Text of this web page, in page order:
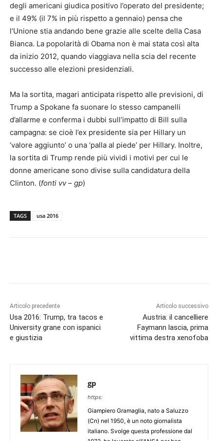
degli americani giudica positivo l’operato del presidente;
e il 49% (il 7% in più rispetto a gennaio) pensa che
l’Unione stia andando bene grazie alle scelte della Casa
Bianca. La popolarità di Obama non è mai stata così alta
da inizio 2012, quando viaggiava nella scia del recente
successo alle elezioni presidenziali.
Ma la sortita, magari anticipata rispetto alle previsioni, di
Trump a Spokane fa suonare lo stesso campanelli
d’allarme e conferma i dubbi sull’impatto di Bill sulla
campagna: se cioè l’ex presidente sia per Hillary un
‘valore aggiunto’ o una ‘palla al piede’ per Hillary. Inoltre,
la sortita di Trump rende più vividi i motivi per cui le
donne americane sono divise sulla candidatura della
Clinton. (fonti vv – gp)
TAGS usa 2016
Articolo precedente
Usa 2016: Trump, tra tacos e
University grane con ispanici
e giustizia
Articolo successivo
Austria: il cancelliere
Faymann lascia, prima
vittima destra xenofoba
gp
https:
Giampiero Gramaglia, nato a Saluzzo
(Cn) nel 1950, è un noto giornalista
italiano. Svolge questa professione dal